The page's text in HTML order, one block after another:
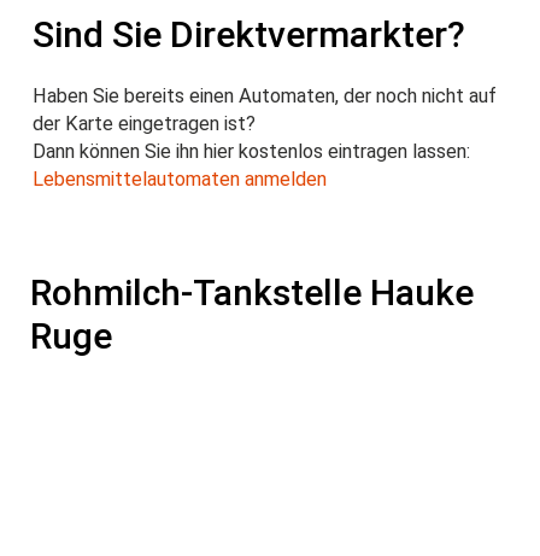
Rohmilch-Tankstelle Hauke
Ruge
Sind Sie Direktvermarkter?
Haben Sie bereits einen Automaten, der noch nicht auf
der Karte eingetragen ist?
Dann können Sie ihn hier kostenlos eintragen lassen:
Lebensmittelautomaten anmelden